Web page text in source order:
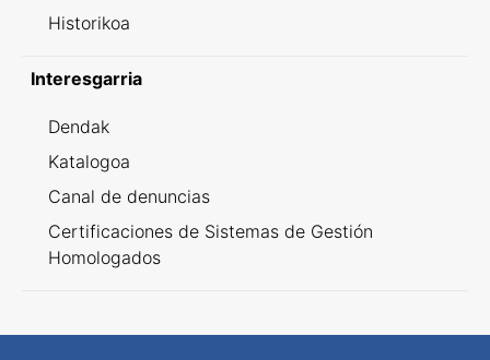
Historikoa
Interesgarria
Dendak
Katalogoa
Canal de denuncias
Certificaciones de Sistemas de Gestión
Homologados